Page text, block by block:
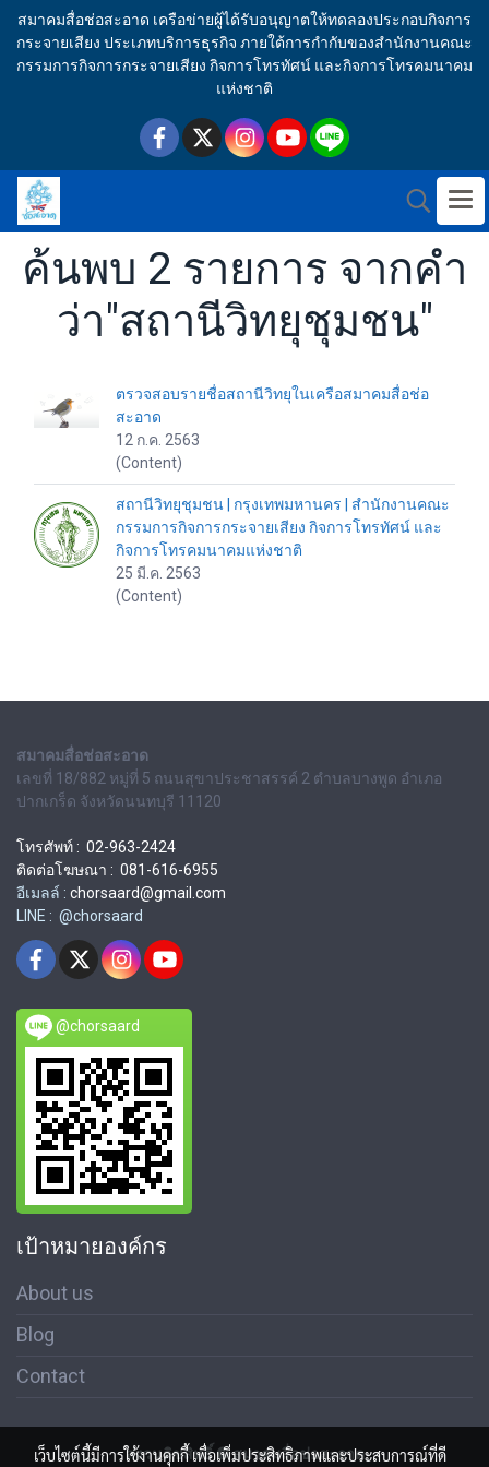
สมาคมสื่อช่อสะอาด เครือข่ายผู้ได้รับอนุญาตให้ทดลองประกอบกิจการ
กระจายเสียง ประเภทบริการธุรกิจ ภายใต้การกำกับของสำนักงานคณะ
กรรมการกิจการกระจายเสียง กิจการโทรทัศน์ และกิจการโทรคมนาคม
แห่งชาติ
ค้นพบ 2 รายการ จากคำ
ว่า"สถานีวิทยุชุมชน"
ตรวจสอบรายชื่อสถานีวิทยุในเครือสมาคมสื่อช่อ
สะอาด
12 ก.ค. 2563
(Content)
สถานีวิทยุชุมชน | กรุงเทพมหานคร | สำนักงานคณะ
กรรมการกิจการกระจายเสียง กิจการโทรทัศน์ และ
กิจการโทรคมนาคมแห่งชาติ
25 มี.ค. 2563
(Content)
สมาคมสื่อช่อสะอาด
เลขที่ 18/882 หมู่ที่ 5 ถนนสุขาประชาสรรค์ 2 ตำบลบางพูด อำเภอ
ปากเกร็ด จังหวัดนนทบุรี 11120
โทรศัพท์ : 02-963-2424
ติดต่อโฆษณา : 081-616-6955
อีเมลล์ : chorsaard@gmail.com
LINE : @chorsaard
@chorsaard
เป้าหมายองค์กร
About us
Blog
Contact
สงวนลิขสิทธิ์ © สมาคมสื่อช่อสะอาด
เว็บไซต์นี้มีการใช้งานคุกกี้ เพื่อเพิ่มประสิทธิภาพและประสบการณ์ที่ดี